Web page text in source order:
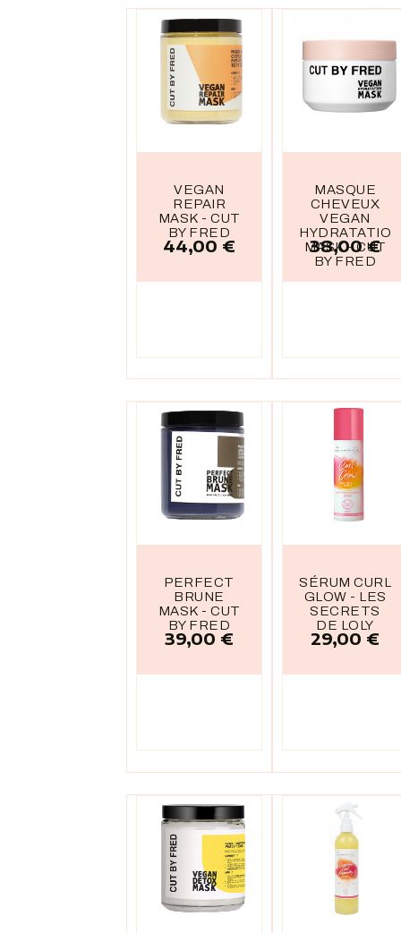
VEGAN
REPAIR
MASK - CUT
BY FRED
Prix
44,00 €
MASQUE
CHEVEUX
VEGAN
HYDRATATION
MASK - CUT
BY FRED
Prix
38,00 €
PERFECT
BRUNE
MASK - CUT
BY FRED
Prix
39,00 €
SÉRUM CURL
GLOW - LES
SECRETS
DE LOLY
Prix
29,00 €